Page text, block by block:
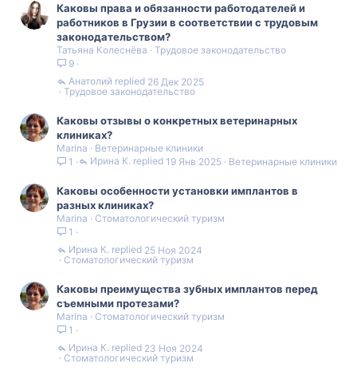
Каковы права и обязанности работодателей и
работников в Грузии в соответствии с трудовым
законодательством?
Татьяна Колеснёва
Трудовое законодательство
9
Трудовое законодательство
26 Дек 2025
Анатолий
Каковы отзывы о конкретных ветеринарных
клиниках?
Marina
Ветеринарные клиники
1
Ветеринарные клиники
19 Янв 2025
Ирина К.
Каковы особенности установки имплантов в
разных клиниках?
Marina
Стоматологический туризм
1
Стоматологический туризм
25 Ноя 2024
Ирина К.
Каковы преимущества зубных имплантов перед
съемными протезами?
Marina
Стоматологический туризм
1
Стоматологический туризм
23 Ноя 2024
Ирина К.